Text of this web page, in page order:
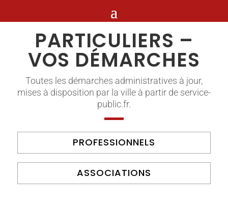
PARTICULIERS –
VOS DÉMARCHES
Toutes les démarches administratives à jour,
mises à disposition par la ville à partir de service-
public.fr.
PROFESSIONNELS
ASSOCIATIONS